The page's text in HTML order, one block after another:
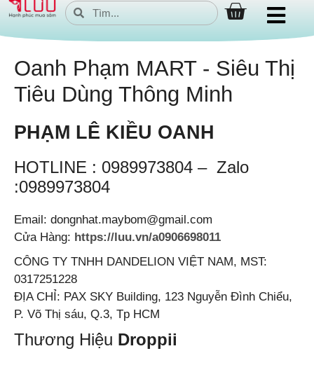
Oanh Phạm MART - Siêu Thị
Tiêu Dùng Thông Minh
PHẠM LÊ KIỀU OANH
HOTLINE : 0989973804 – Zalo
:0989973804
Email: dongnhat.maybom@gmail.com
Cửa Hàng: https://luu.vn/a0906698011
CÔNG TY TNHH DANDELION VIỆT NAM, MST:
0317251228
ĐỊA CHỈ: PAX SKY Building, 123 Nguyễn Đình Chiểu,
P. Võ Thị sáu, Q.3, Tp HCM
Thương Hiệu Droppii